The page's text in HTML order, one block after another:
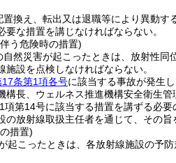
換え、転出又は退職等により異動
な措置を講じなければならない。
う危険時の措置)
然災害が起こったときは、放射性
設を点検しなければならない。
17条第1項各号に該当する事故が発生
長、ウェルネス推進機構安全衛生管
第14号に該当する措置を講ずる必要
放射線取扱主任者を通じて、その
措置)
起こったときは、各放射線施設の予